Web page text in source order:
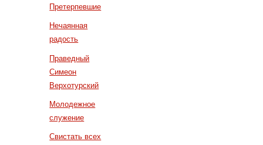
Претерпевшие
Нечаянная
радость
Праведный
Симеон
Верхотурский
Молодежное
служение
Свистать всех